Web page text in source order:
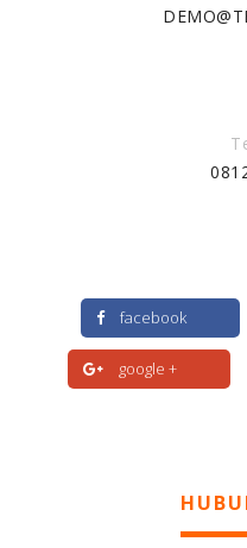
facebook
google +